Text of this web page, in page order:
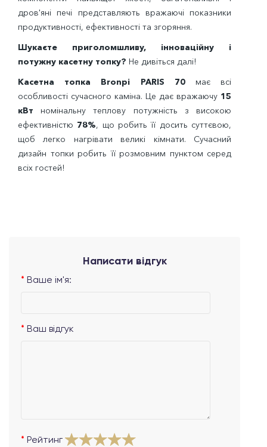
дров'яні печі представляють вражаючі показники
продуктивності, ефективності та згоряння.
Шукаєте приголомшливу, інноваційну і
потужну касетну топку? Не дивіться далі!
Касетна топка Bronpi PARIS 70має всі
особливості сучасного каміна. Це дає вражаючу 15
кВт номінальну теплову потужність з високою
ефективністю 78%, що робить її досить суттєвою,
щоб легко нагрівати великі кімнати. Сучасний
дизайн топки робить її розмовним пунктом серед
всіх гостей!
Написати відгук
Ваше ім'я:
Ваш відгук
Рейтинг